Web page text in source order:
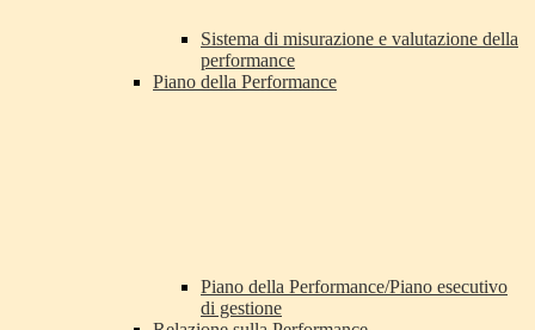
Sistema di misurazione e valutazione della
performance
Piano della Performance
Piano della Performance/Piano esecutivo
di gestione